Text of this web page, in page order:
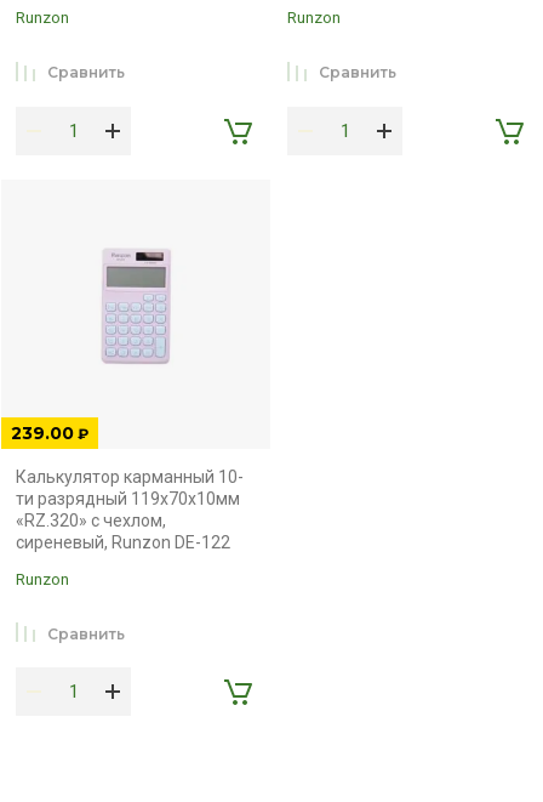
Runzon
Сравнить
Runzon
Сравнить
239.00 ₽
Калькулятор карманный 10-
ти разрядный 119x70х10мм
«RZ.320» с чехлом,
сиреневый, Runzon DE-122
Runzon
Сравнить